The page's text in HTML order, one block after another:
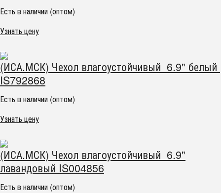
Есть в наличии (оптом)
Узнать цену
(ИСА.МСК) Чехол влагоустойчивый 6.9" белый
IS792868
Есть в наличии (оптом)
Узнать цену
(ИСА.МСК) Чехол влагоустойчивый 6.9"
лавандовый IS004856
Есть в наличии (оптом)